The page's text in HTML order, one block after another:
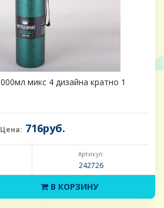
микс 4 дизайна кратно 1
Цена: 716руб.
Артикул:
242726
В КОРЗИНУ